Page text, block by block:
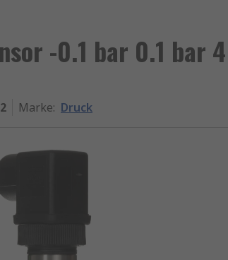
-0.1 bar 0.1 bar 4
Marke: Druck